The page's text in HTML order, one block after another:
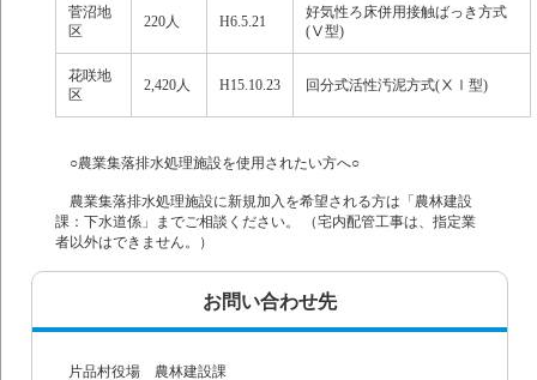
菅沼地
区
220人 H6.5.21
好気性ろ床併用接触ばっき方式
(Ⅴ型)
花咲地
区
2,420人 H15.10.23 回分式活性汚泥方式(ⅩⅠ型)
○農業集落排水処理施設を使用されたい方へ○
農業集落排水処理施設に新規加入を希望される方は「農林建設
課：下水道係」までご相談ください。 （宅内配管工事は、指定業
者以外はできません。）
お問い合わせ先
片品村役場 農林建設課